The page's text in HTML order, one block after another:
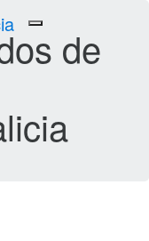
Toggle
navigation